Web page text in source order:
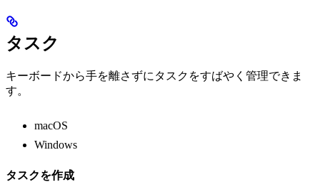
タスク
キーボードから手を離さずにタスクをすばやく管理できま
す。
macOS
Windows
タスクを作成